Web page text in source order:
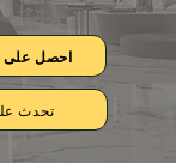
احصل على
تحدث